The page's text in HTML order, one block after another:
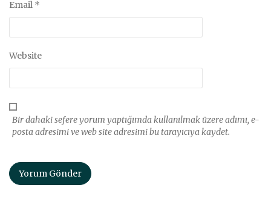
Email *
Website
Bir dahaki sefere yorum yaptığımda kullanılmak üzere adımı, e-
posta adresimi ve web site adresimi bu tarayıcıya kaydet.